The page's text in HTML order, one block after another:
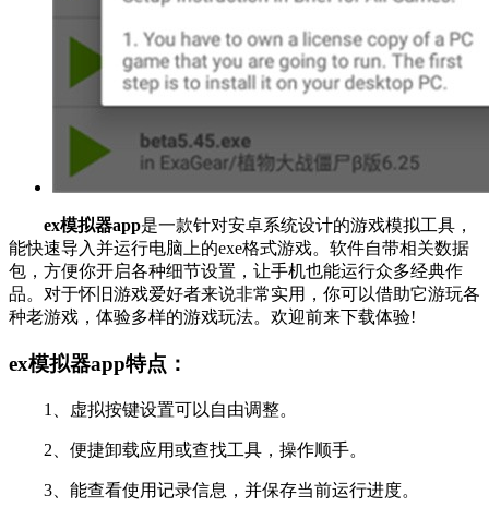
ex模拟器app是一款针对安卓系统设计的游戏模拟工具，
能快速导入并运行电脑上的exe格式游戏。软件自带相关数据
包，方便你开启各种细节设置，让手机也能运行众多经典作
品。对于怀旧游戏爱好者来说非常实用，你可以借助它游玩各
种老游戏，体验多样的游戏玩法。欢迎前来下载体验!
ex模拟器app特点：
1、虚拟按键设置可以自由调整。
2、便捷卸载应用或查找工具，操作顺手。
3、能查看使用记录信息，并保存当前运行进度。